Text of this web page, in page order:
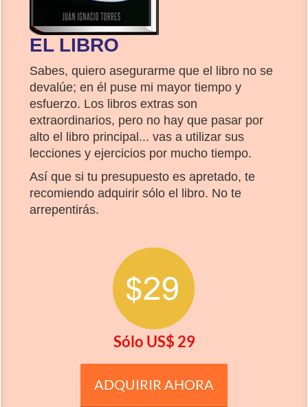
EL LIBRO
Sabes, quiero asegurarme que el libro no se
devalúe; en él puse mi mayor tiempo y
esfuerzo. Los libros extras son
extraordinarios, pero no hay que pasar por
alto el libro principal... vas a utilizar sus
lecciones y ejercicios por mucho tiempo.
Así que si tu presupuesto es apretado, te
recomiendo adquirir sólo el libro. No te
arrepentirás.
Sólo U S $ 29
ADQUIRIR AHORA